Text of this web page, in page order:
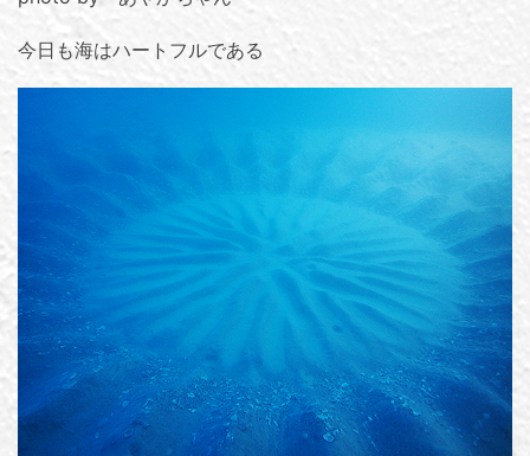
今日も海はハートフルである